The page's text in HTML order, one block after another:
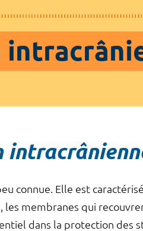
connue. Elle est
les membranes qui
dans la protection des